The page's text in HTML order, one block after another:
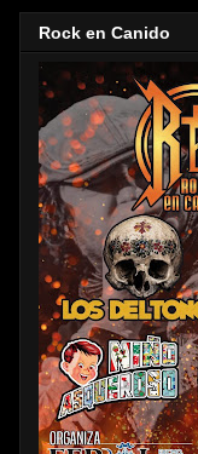
Rock en Canido